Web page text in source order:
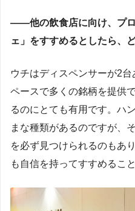
――他の飲食店に向け、プ
ェ」をすすめるとしたら、
ウチはディスペンサーが2
ペースで多くの銘柄を提供
るのにとても有用です。ハ
まな種類があるのですが、
を必ず見つけられるのもあ
も自信を持ってすすめるこ